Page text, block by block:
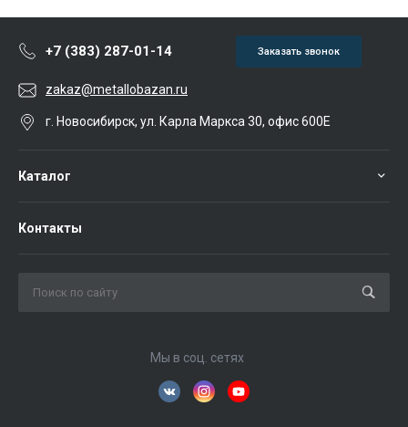
+7 (383) 287-01-14 Заказать звонок
zakaz@metallobazan.ru
г. Новосибирск, ул. Карла Маркса 30, офис 600Е
Каталог
Контакты
Мы в соц. сетях